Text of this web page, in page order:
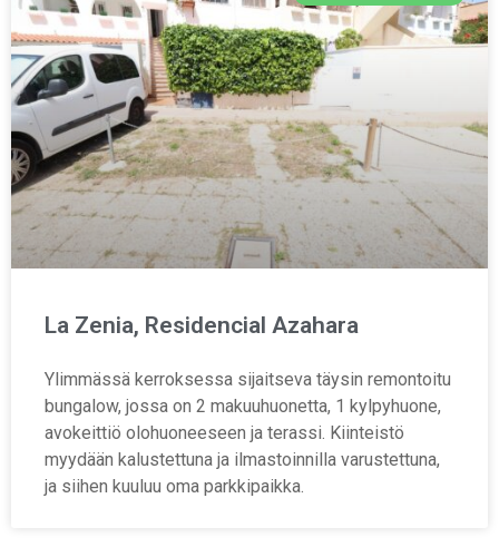
La Zenia, Residencial Azahara
Ylimmässä kerroksessa sijaitseva täysin remontoitu
bungalow, jossa on 2 makuuhuonetta, 1 kylpyhuone,
avokeittiö olohuoneeseen ja terassi. Kiinteistö
myydään kalustettuna ja ilmastoinnilla varustettuna,
ja siihen kuuluu oma parkkipaikka.